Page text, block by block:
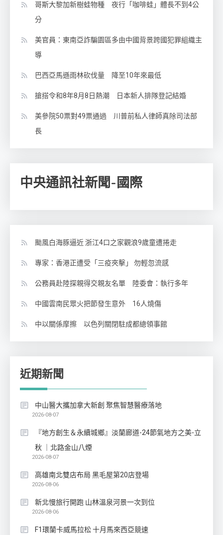
哥斯大黎加新樹蛙物種 夜行「咖啡蛙」體長不到4公
分
美官員：東南亞詐騙園區多由中國背景跨國犯罪組織主
導
巴西亞馬遜雨林砍伐量 降至10年來最低
搶搭令和8年8月8日熱潮 日本新人排隊登記結婚
美參院50票對49票通過 川普前私人律師真除司法部
長
中央通訊社新聞-國際
颱風白海豚逼近 浙江4口之家觀浪9歲童遭捲走
專家：香港正遭受「三疫夾擊」 勿輕忽流感
公務員赴陸探親得交親友名單 陸委會：執行多年
中國雲南民眾火把節發生意外 16人燒傷
中以關係摩擦 以色列關閉駐成都總領事館
近期新聞
中山醫大攜加拿大新創 聚焦智慧醫療落地
2026-08-07
『地方創生＆永續城鄉』淡蘭廊道-24節氣地方之美-立
秋 ｜北路金山八煙
2026-08-07
高雄南北雙店布局 黑毛屋第20店登場
2026-08-06
新北慢旅行開跑 山林溫泉河景一次到位
2026-08-06
F1環蘭卡威馬拉松 十月馬來西亞競速